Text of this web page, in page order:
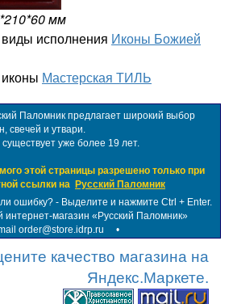
мм
исполнения Иконы Божией
Мастерская ТИЛЬ
Паломник предлагает широкий выбор
свечей и утвари.
уже более 19 лет.
этой страницы разрешено только при
ссылки на Русский Паломник
ошибку? - Выделите и нажмите Ctrl + Enter.
интернет-магазин «Русский Паломник»
order@store.idrp.ru •